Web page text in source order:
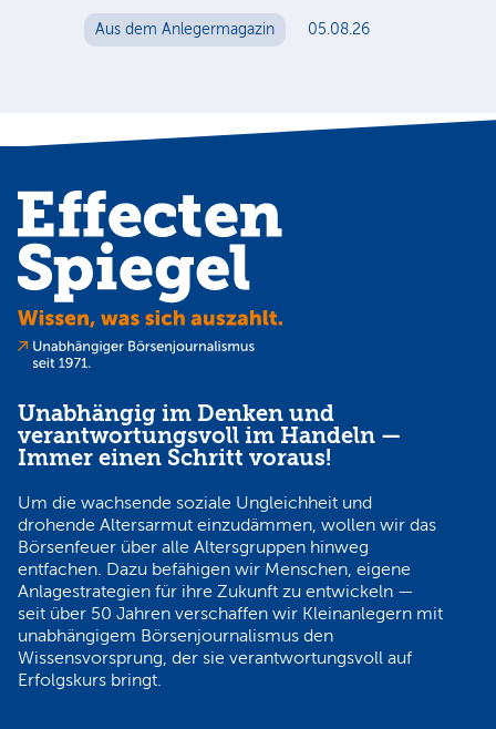
Aus dem Anlegermagazin 05.08.26
Unabhängig im Denken und
verantwortungsvoll im Handeln —
Immer einen Schritt voraus!
Um die wachsende soziale Ungleichheit und
drohende Altersarmut einzudämmen, wollen wir das
Börsenfeuer über alle Altersgruppen hinweg
entfachen. Dazu befähigen wir Menschen, eigene
Anlagestrategien für ihre Zukunft zu entwickeln —
seit über 50 Jahren verschaffen wir Kleinanlegern mit
unabhängigem Börsenjournalismus den
Wissensvorsprung, der sie verantwortungsvoll auf
Erfolgskurs bringt.